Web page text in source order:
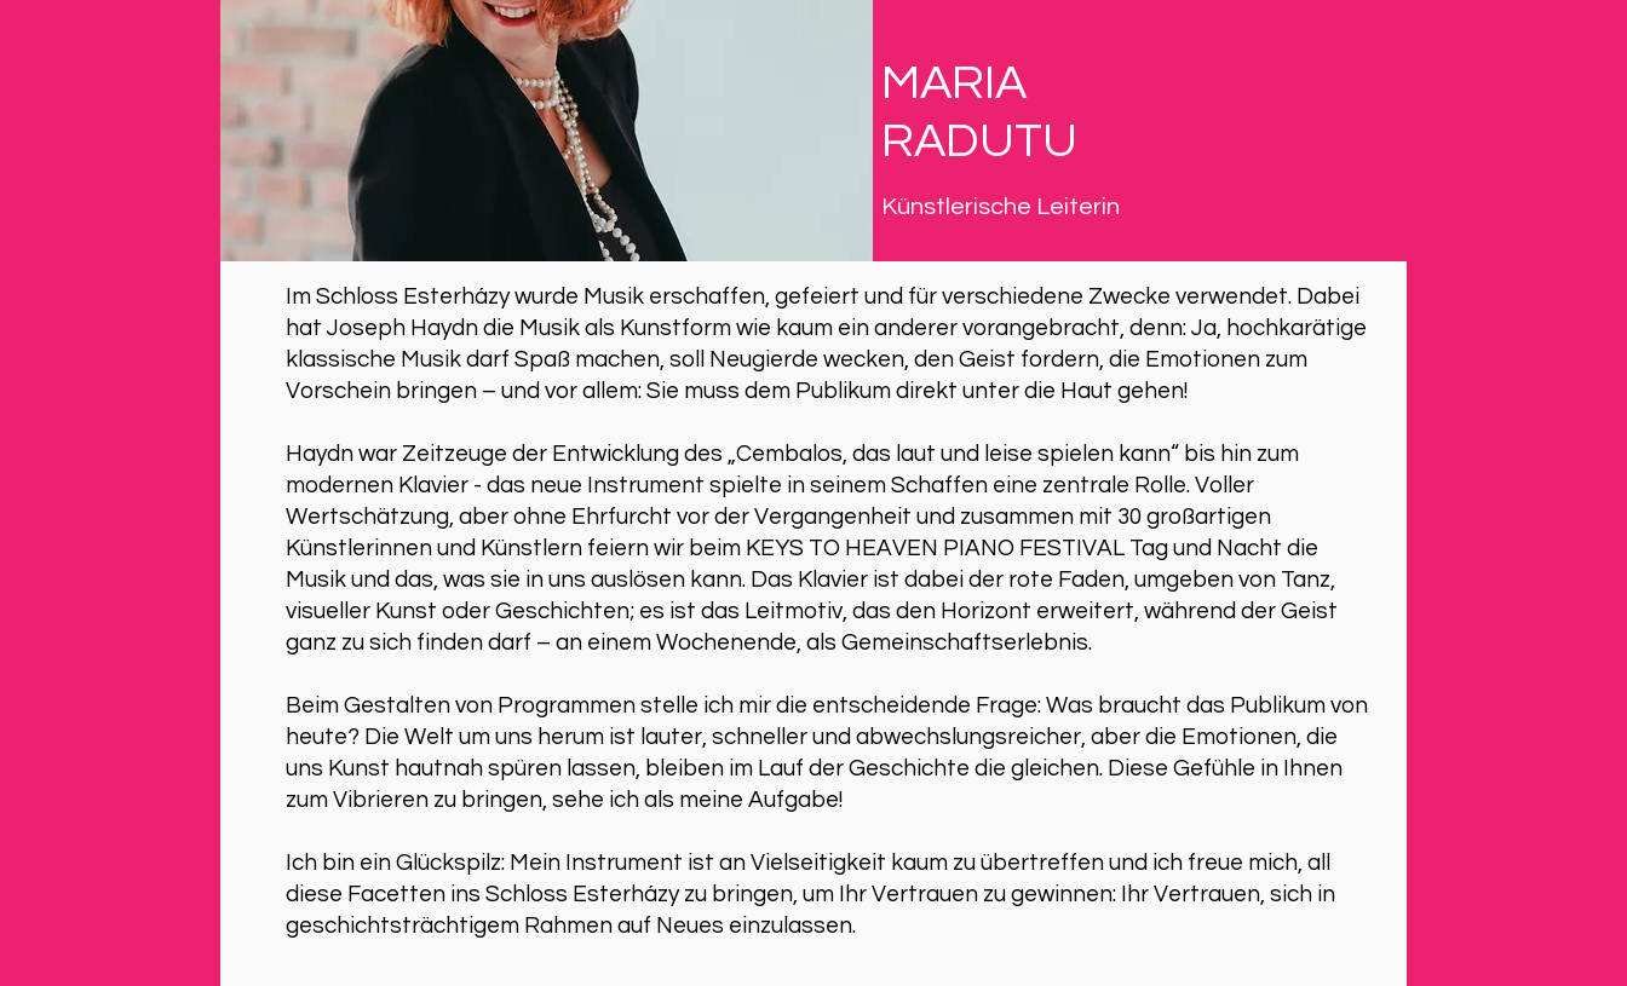
MARIA
RADUTU
Künstlerische Leiterin
Interviews mit MARIA RADUTU:
Im Schloss Esterházy wurde Musik erschaffen, gefeiert und für verschiedene Zwecke verwendet. Dabei
hat Joseph Haydn die Musik als Kunstform wie kaum ein anderer vorangebracht, denn: Ja, hochkarätige
klassische Musik darf Spaß machen, soll Neugierde wecken, den Geist fordern, die Emotionen zum
Vorschein bringen – und vor allem: Sie muss dem Publikum direkt unter die Haut gehen!
Haydn war Zeitzeuge der Entwicklung des „Cembalos, das laut und leise spielen kann“ bis hin zum
modernen Klavier - das neue Instrument spielte in seinem Schaffen eine zentrale Rolle. Voller
Wertschätzung, aber ohne Ehrfurcht vor der Vergangenheit und zusammen mit 30 großartigen
Künstlerinnen und Künstlern feiern wir beim KEYS TO HEAVEN PIANO FESTIVAL Tag und Nacht die
Musik und das, was sie in uns auslösen kann. Das Klavier ist dabei der rote Faden, umgeben von Tanz,
visueller Kunst oder Geschichten; es ist das Leitmotiv, das den Horizont erweitert, während der Geist
ganz zu sich finden darf – an einem Wochenende, als Gemeinschaftserlebnis.
Beim Gestalten von Programmen stelle ich mir die entscheidende Frage: Was braucht das Publikum von
heute? Die Welt um uns herum ist lauter, schneller und abwechslungsreicher, aber die Emotionen, die
uns Kunst hautnah spüren lassen, bleiben im Lauf der Geschichte die gleichen. Diese Gefühle in Ihnen
zum Vibrieren zu bringen, sehe ich als meine Aufgabe!
Ich bin ein Glückspilz: Mein Instrument ist an Vielseitigkeit kaum zu übertreffen und ich freue mich, all
diese Facetten ins Schloss Esterházy zu bringen, um Ihr Vertrauen zu gewinnen: Ihr Vertrauen, sich in
geschichtsträchtigem Rahmen auf Neues einzulassen.